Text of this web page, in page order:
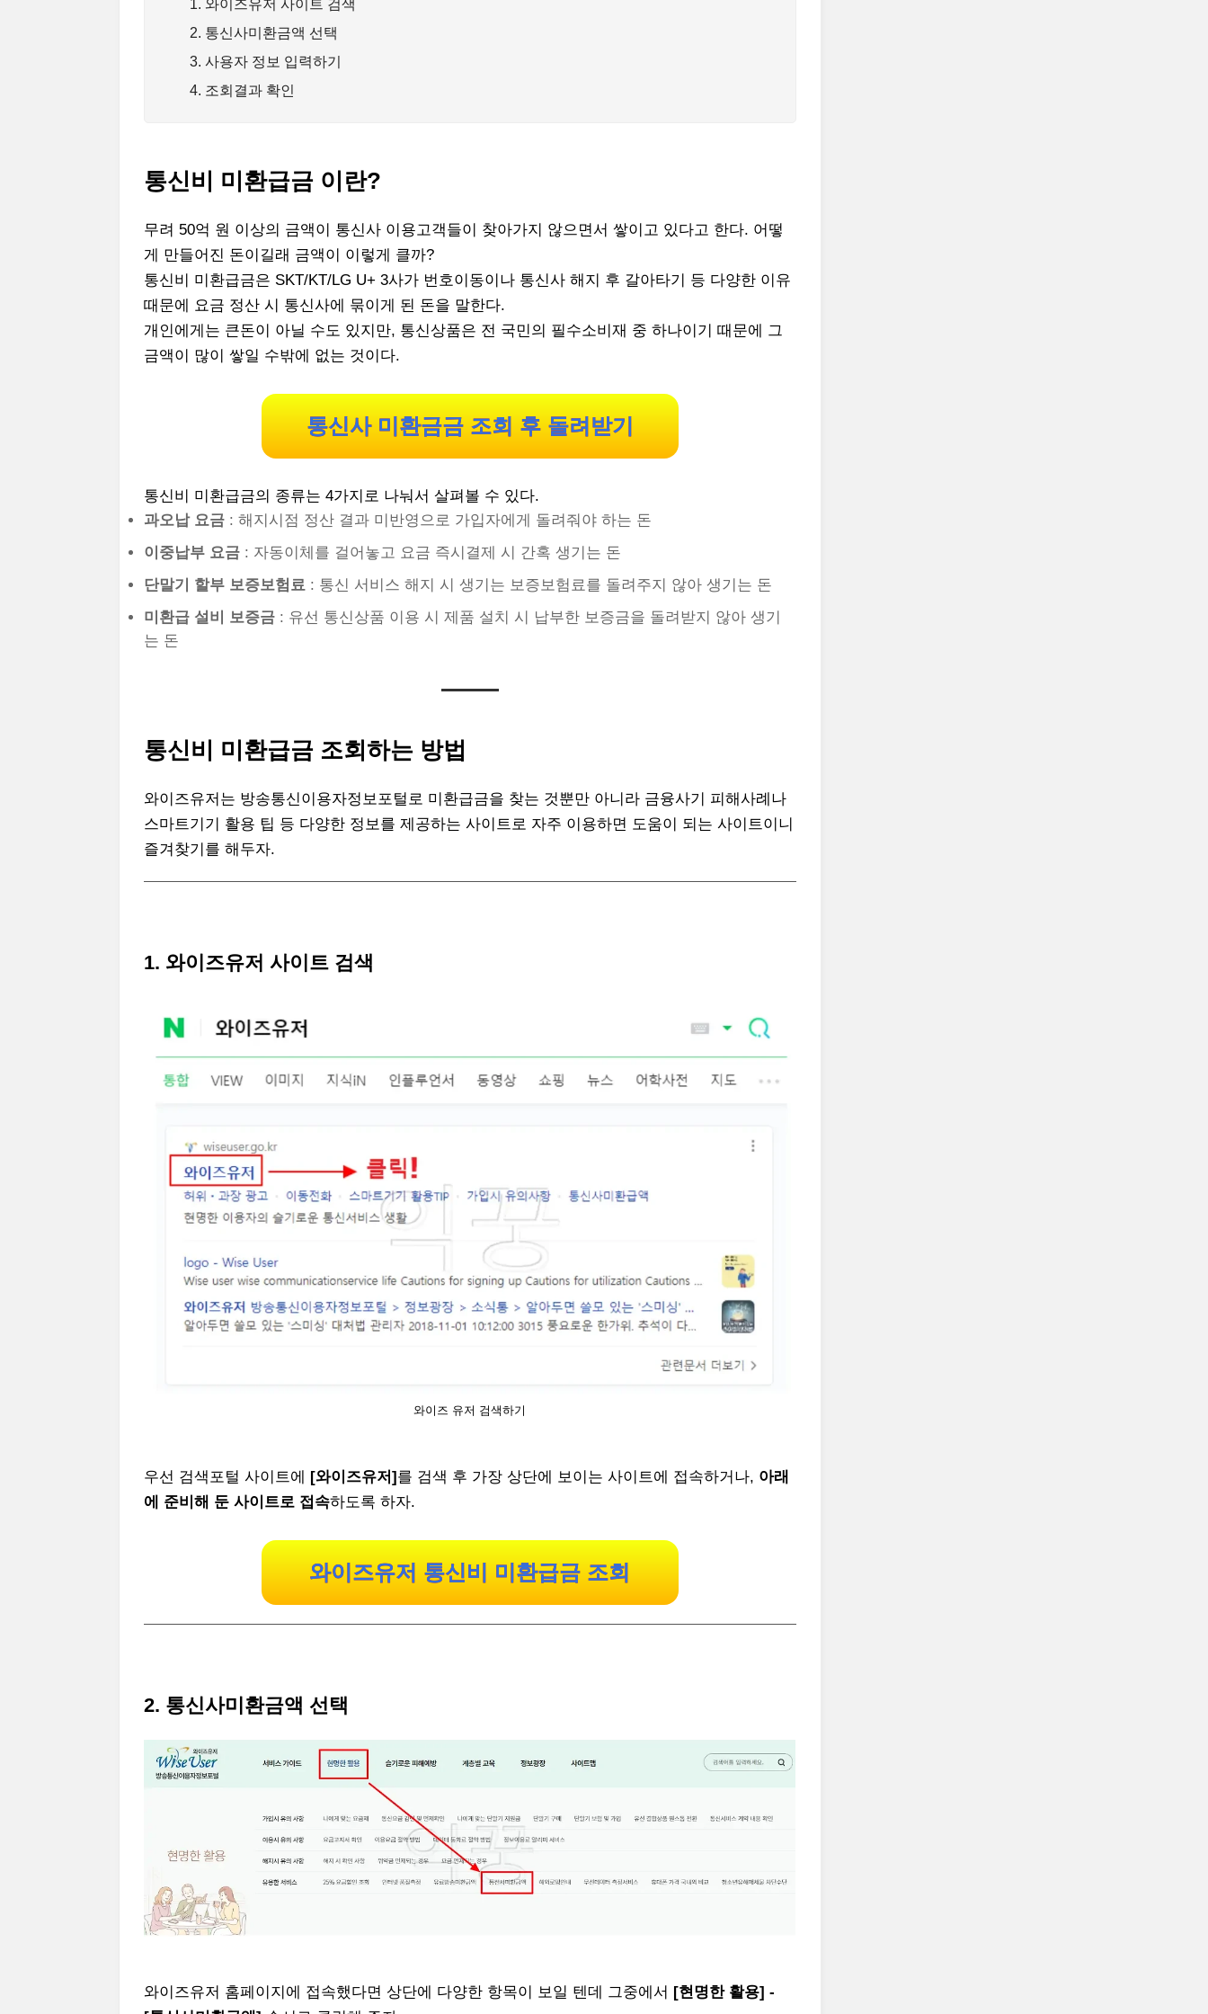
1. 와이즈유저 사이트 검색
2. 통신사미환금액 선택
3. 사용자 정보 입력하기
4. 조회결과 확인
통신비 미환급금 이란?
무려 50억 원 이상의 금액이 통신사 이용고객들이 찾아가지 않으면서 쌓이고 있다고 한다. 어떻
게 만들어진 돈이길래 금액이 이렇게 클까?
통신비 미환급금은 SKT/KT/LG U+ 3사가 번호이동이나 통신사 해지 후 갈아타기 등 다양한 이유
때문에 요금 정산 시 통신사에 묶이게 된 돈을 말한다.
개인에게는 큰돈이 아닐 수도 있지만, 통신상품은 전 국민의 필수소비재 중 하나이기 때문에 그
금액이 많이 쌓일 수밖에 없는 것이다.
통신사 미환금금 조회 후 돌려받기
통신비 미환급금의 종류는 4가지로 나눠서 살펴볼 수 있다.
과오납 요금 : 해지시점 정산 결과 미반영으로 가입자에게 돌려줘야 하는 돈
이중납부 요금 : 자동이체를 걸어놓고 요금 즉시결제 시 간혹 생기는 돈
단말기 할부 보증보험료 : 통신 서비스 해지 시 생기는 보증보험료를 돌려주지 않아 생기는 돈
미환급 설비 보증금 : 유선 통신상품 이용 시 제품 설치 시 납부한 보증금을 돌려받지 않아 생기
는 돈
통신비 미환급금 조회하는 방법
와이즈유저는 방송통신이용자정보포털로 미환급금을 찾는 것뿐만 아니라 금융사기 피해사례나
스마트기기 활용 팁 등 다양한 정보를 제공하는 사이트로 자주 이용하면 도움이 되는 사이트이니
즐겨찾기를 해두자.
1. 와이즈유저 사이트 검색
와이즈 유저 검색하기
우선 검색포털 사이트에 [와이즈유저] 를 검색 후 가장 상단에 보이는 사이트에 접속하거나, 아래
에 준비해 둔 사이트로 접속하도록 하자.
와이즈유저 통신비 미환급금 조회
2. 통신사미환금액 선택
와이즈유저 홈페이지에 접속했다면 상단에 다양한 항목이 보일 텐데 그중에서 [현명한 활용] -